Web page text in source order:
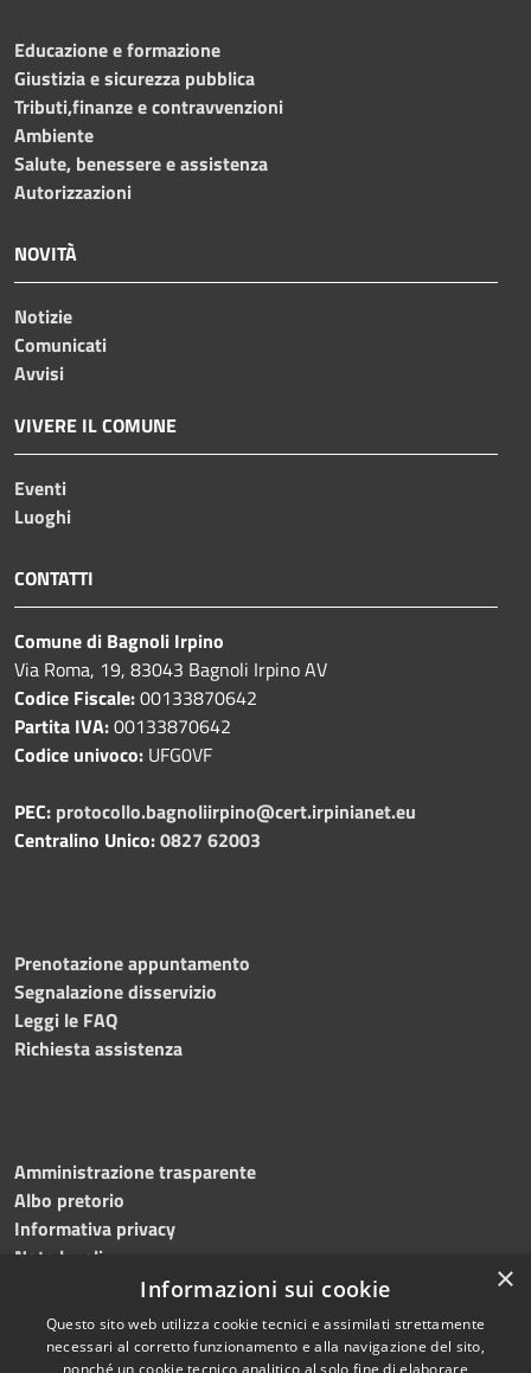
Educazione e formazione
Giustizia e sicurezza pubblica
Tributi,finanze e contravvenzioni
Ambiente
Salute, benessere e assistenza
Autorizzazioni
NOVITÀ
Notizie
Comunicati
Avvisi
VIVERE IL COMUNE
Eventi
Luoghi
CONTATTI
Comune di Bagnoli Irpino
Via Roma, 19, 83043 Bagnoli Irpino AV
Codice Fiscale:00133870642
Partita IVA:00133870642
Codice univoco: UFG0VF
PEC: protocollo.bagnoliirpino@cert.irpinianet.eu
Centralino Unico:0827 62003
Prenotazione appuntamento
Segnalazione disservizio
Leggi le FAQ
Richiesta assistenza
Amministrazione trasparente
Albo pretorio
Informativa privacy
Note legali
Dichiarazione di accessibilità
×
Informazioni sui cookie
Questo sito web utilizza cookie tecnici e assimilati strettamente
necessari al corretto funzionamento e alla navigazione del sito,
nonché un cookie tecnico analitico al solo fine di elaborare